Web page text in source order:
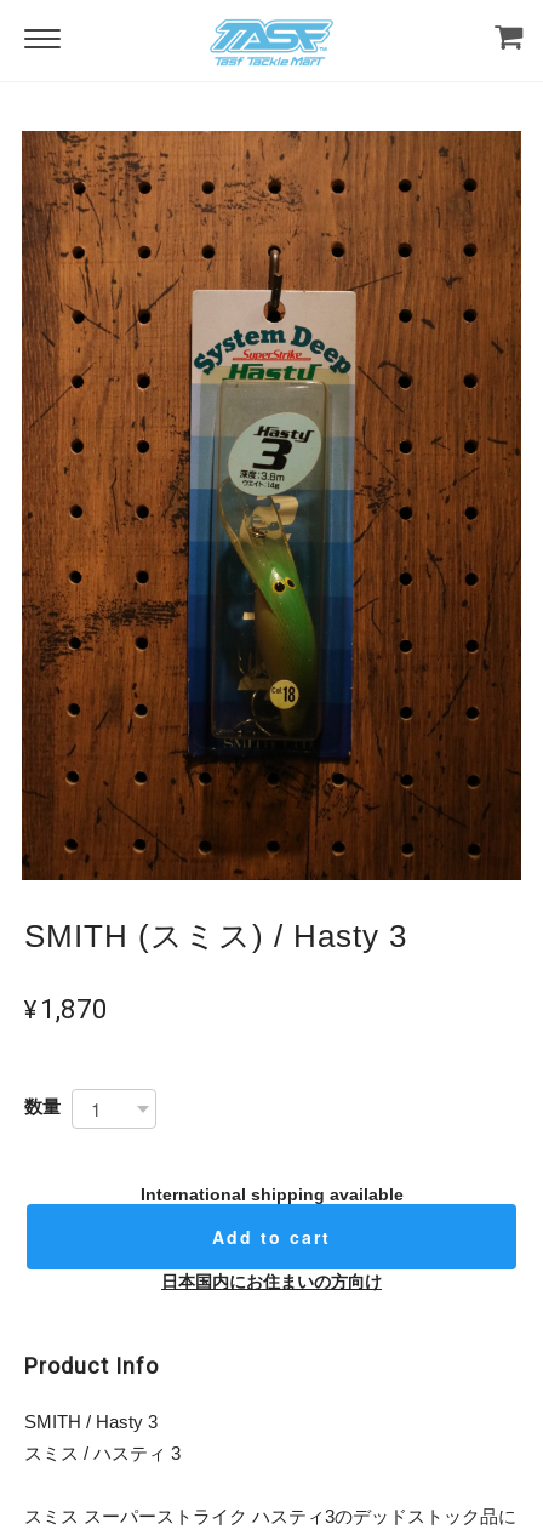
SMITH (スミス) / Hasty 3
¥1,870
数量
International shipping available
Add to cart
日本国内にお住まいの方向け
Product Info
SMITH / Hasty 3
スミス / ハスティ 3
スミス スーパーストライク ハスティ3のデッドストック品に